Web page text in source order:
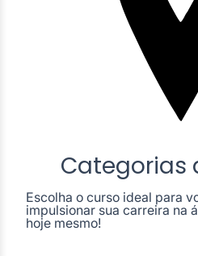
Categorias
Escolha o curso ideal para
impulsionar sua carreira na
hoje mesmo!